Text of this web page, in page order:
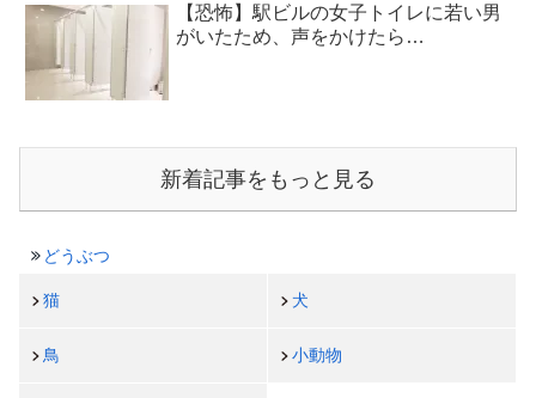
【恐怖】駅ビルの女子トイレに若い男
がいたため、声をかけたら…
新着記事をもっと見る
どうぶつ
猫 犬
鳥 小動物